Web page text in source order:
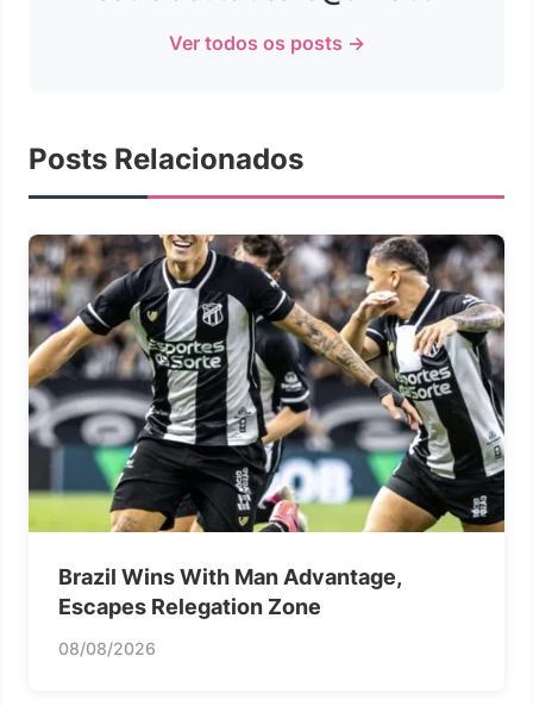
Ver todos os posts →
Posts Relacionados
Brazil Wins With Man Advantage,
Escapes Relegation Zone
08/08/2026